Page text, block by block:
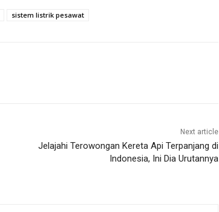
sistem listrik pesawat
Next article
Jelajahi Terowongan Kereta Api Terpanjang di
Indonesia, Ini Dia Urutannya